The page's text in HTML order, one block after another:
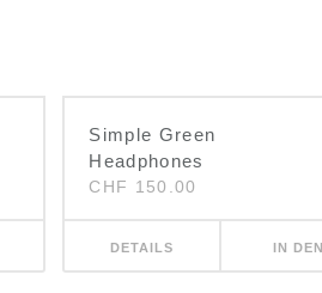
Simple Green
Headphones
CHF 150.00
DETAILS IN DEN